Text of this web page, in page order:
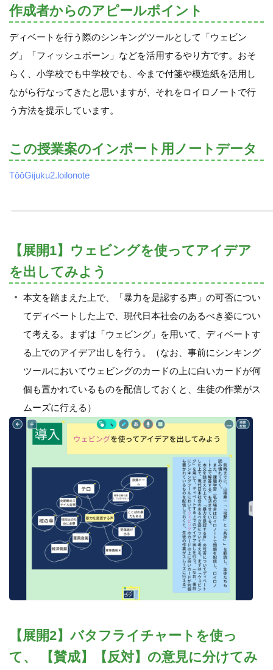
作成者からのアピールポイント
ディベートを行う際のシンキングツールとして「ウェビン
グ」「フィッシュボーン」などを活用するやり方です。おそ
らく、小学校でも中学校でも、今まで付箋や模造紙を活用し
ながら行なってきたと思いますが、それをロイロノートで行
う方法を提示しています。
この授業案のインポート用ノートデータ
TōōGijuku2.loilonote
【展開1】ウェビングを使ってアイデア
を出してみよう
本文を踏まえた上で、「暴力を是認する声」の可否につい
てディベートした上で、現代日本社会のあるべき姿につい
て考える。まずは「ウェビング」を用いて、ディベートす
る上でのアイデア出しを行う。（なお、事前にシンキング
ツールにおいてウェビングのカードの上に白いカードが何
個も置かれているものを配信しておくと、生徒の作業がス
ムーズに行える）
【展開2】バタフライチャートを使っ
て、 【賛成】【反対】の意見に分けてみ